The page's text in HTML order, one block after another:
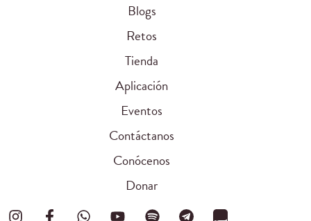
Blogs
Retos
Tienda
Aplicación
Eventos
Contáctanos
Conócenos
Donar